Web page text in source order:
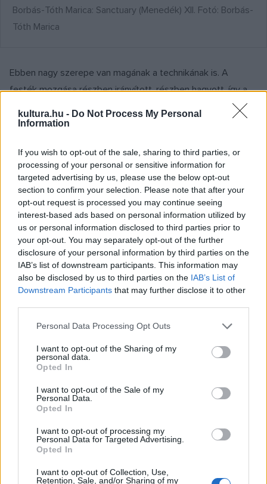
kultura.hu - Do Not Process My Personal
Information
If you wish to opt-out of the sale, sharing to third parties, or
processing of your personal or sensitive information for
targeted advertising by us, please use the below opt-out
section to confirm your selection. Please note that after your
opt-out request is processed you may continue seeing
interest-based ads based on personal information utilized by
us or personal information disclosed to third parties prior to
your opt-out. You may separately opt-out of the further
disclosure of your personal information by third parties on the
IAB’s list of downstream participants. This information may
also be disclosed by us to third parties on the IAB’s List of
Downstream Participants that may further disclose it to other
Please note that this website/app uses one or more Google
not limited to your visit or usage behaviour. You may click to
grant or deny consent to Google and its third-party tags to
use your data for below specified purposes in below Google
consent section.
Personal Data Processing Opt Outs
I want to opt-out of the Sharing of my
personal data.
Opted In
I want to opt-out of the Sale of my
Personal Data.
Opted In
I want to opt-out of processing my
Personal Data for Targeted Advertising.
Opted In
I want to opt-out of Collection, Use,
Retention, Sale, and/or Sharing of my
Borbás-Tóth Marica: Sanctuary (Menedék) XII. Fotó: Borbás-
Tóth Marica
Ebben nagy szerepe van magának a technikának is. A
festék mozgása részben irányított, részben hagyott, így a
képben egyszerre van jelen a tudatos szerkesztés és az
anyag saját mozgása. Van benne valami nagyon tudatos
hogy a dolgok maguktól is megtörténjenek rajta. Ahogy a
festék beleivódik az áztatott, alapozatlan vászonba, minden
sokkal lágyabbá, átjárhatóbbá válik.
Nem statikus kompozíció, inkább valami
olyasmi, ami állandóan alakulni látszik,
fluidáló mozgásban van. A formák nem
záródnak le élesen, inkább egymásba
folynak, előbukkannak, eltűnnek.
motívumokként látjuk őket, a következőben már
feloldódnak egy absztrakt folthálózatban. Ez az állandó
átbillenés a konkrét és az elvont között tartja mozgásban a
képet, és talán éppen ezért van az, hogy újra meg újra
asszociációkat ébreszt bennünk, a másikban már inkább a
színfoltok érzékisége, a véletlenszerűen kialakuló szélek és
egymásba futó festékrétegek ragadják meg a tekintetet.